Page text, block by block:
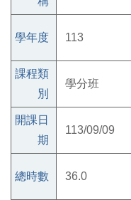
學年度 113
課程類
別
學分班
開課日
期
113/09/09
總時數 36.0